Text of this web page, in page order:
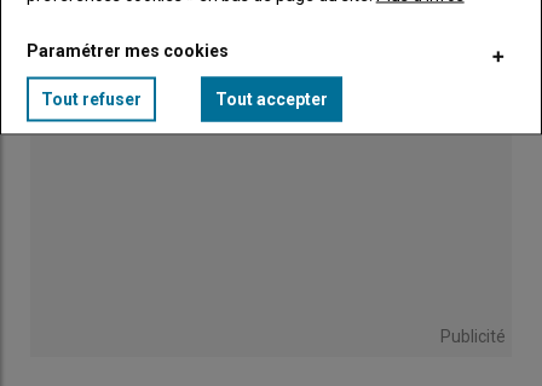
Publicité
Paramétrer mes cookies
Tout refuser Tout accepter